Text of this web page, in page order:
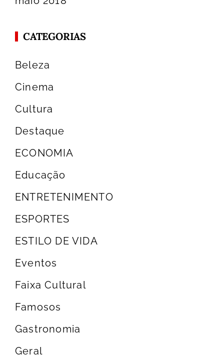
CATEGORIAS
Beleza
Cinema
Cultura
Destaque
ECONOMIA
Educação
ENTRETENIMENTO
ESPORTES
ESTILO DE VIDA
Eventos
Faixa Cultural
Famosos
Gastronomia
Geral